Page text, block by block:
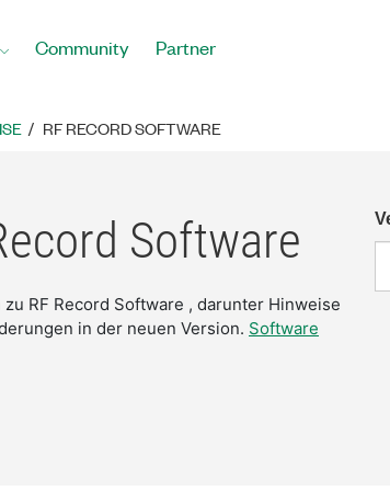
Community Partner
RF RECORD SOFTWARE
Software
RF Record Software , darunter Hinweise
in der neuen Version. Software